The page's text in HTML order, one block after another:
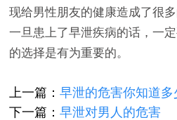
现给男性朋友的健康造成了很
一旦患上了早泄疾病的话，一
的选择是有为重要的。
上一篇：早泄的危害你知道多
下一篇：早泄对男人的危害